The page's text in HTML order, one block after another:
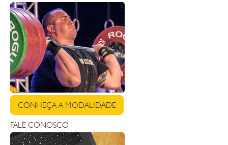
CONHEÇA A MODALIDADE
FALE CONOSCO